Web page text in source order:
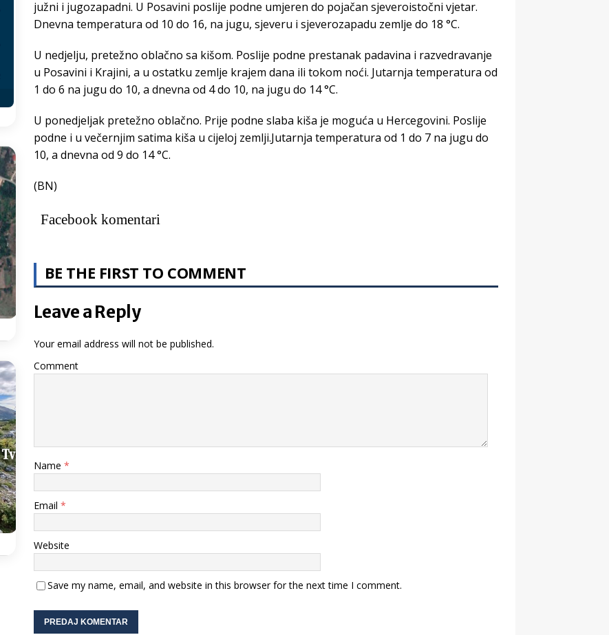
južni i jugozapadni. U Posavini poslije podne umjeren do pojačan sjeveroistočni vjetar.
Dnevna temperatura od 10 do 16, na jugu, sjeveru i sjeverozapadu zemlje do 18 °C.
U nedjelju, pretežno oblačno sa kišom. Poslije podne prestanak padavina i razvedravanje
u Posavini i Krajini, a u ostatku zemlje krajem dana ili tokom noći. Jutarnja temperatura od
1 do 6 na jugu do 10, a dnevna od 4 do 10, na jugu do 14 °C.
U ponedjeljak pretežno oblačno. Prije podne slaba kiša je moguća u Hercegovini. Poslije
podne i u večernjim satima kiša u cijeloj zemlji.Jutarnja temperatura od 1 do 7 na jugu do
10, a dnevna od 9 do 14 °C.
(BN)
Facebook komentari
BE THE FIRST TO COMMENT
Leave a Reply
Your email address will not be published.
Comment
Name *
Email *
Website
Save my name, email, and website in this browser for the next time I comment.